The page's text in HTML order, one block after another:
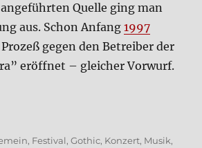
Quel­le ging man
aus. Schon Anfang1997
gegen den Betrei­ber der
eröff­net – glei­cher Vor­wurf.
, Festival,Gothic, Konzert, Musik,